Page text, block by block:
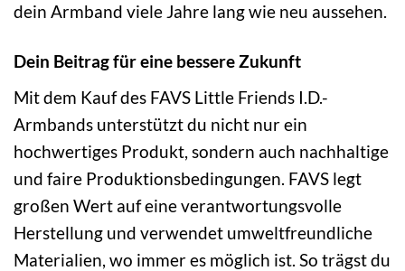
dein Armband viele Jahre lang wie neu aussehen.
Dein Beitrag für eine bessere Zukunft
Mit dem Kauf des FAVS Little Friends I.D.-
Armbands unterstützt du nicht nur ein
hochwertiges Produkt, sondern auch nachhaltige
und faire Produktionsbedingungen. FAVS legt
großen Wert auf eine verantwortungsvolle
Herstellung und verwendet umweltfreundliche
Materialien, wo immer es möglich ist. So trägst du